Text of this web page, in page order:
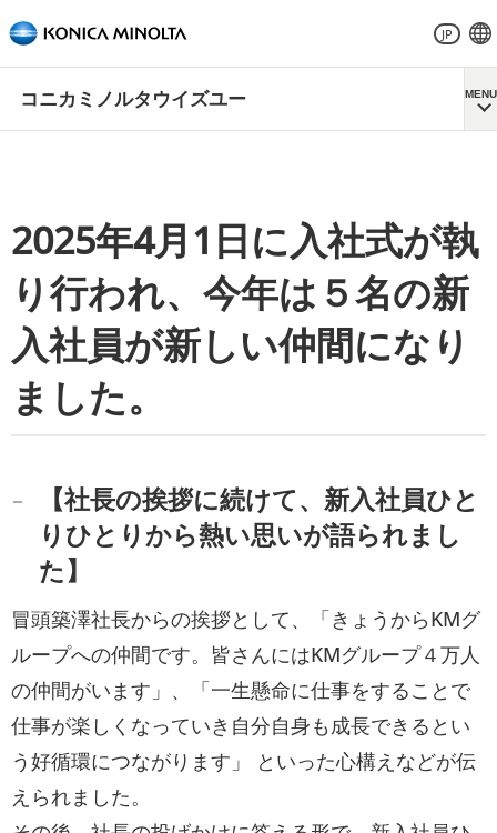
JP
コニカミノルタウイズユー MENU
2025年4月1日に入社式が執
り行われ、今年は５名の新
入社員が新しい仲間になり
ました。
【社長の挨拶に続けて、新入社員ひと
りひとりから熱い思いが語られまし
た】
冒頭築澤社長からの挨拶として、「きょうからKMグ
ループへの仲間です。皆さんにはKMグループ４万人
の仲間がいます」、「一生懸命に仕事をすることで
仕事が楽しくなっていき自分自身も成長できるとい
う好循環につながります」 といった心構えなどが伝
えられました。